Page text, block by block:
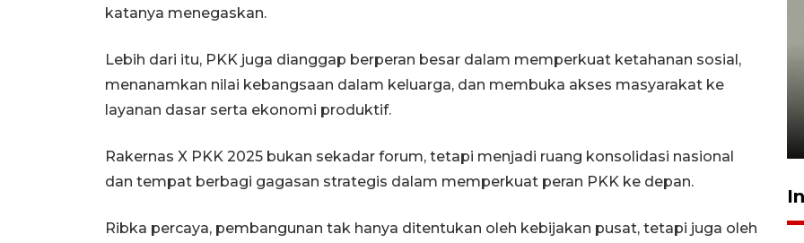
katanya menegaskan.
Lebih dari itu, PKK juga dianggap berperan besar dalam memperkuat ketahanan sosial,
menanamkan nilai kebangsaan dalam keluarga, dan membuka akses masyarakat ke
layanan dasar serta ekonomi produktif.
Rakernas X PKK 2025 bukan sekadar forum, tetapi menjadi ruang konsolidasi nasional
dan tempat berbagi gagasan strategis dalam memperkuat peran PKK ke depan.
Ribka percaya, pembangunan tak hanya ditentukan oleh kebijakan pusat, tetapi juga oleh
Sudah jaring 92 guru, Kaltim
jamin pendidikan S2 hingga S3